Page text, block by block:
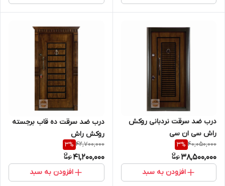
درب ضد سرقت نردبانی روکش
راش سی ان سی
40,050,000
3%
38,500,000
افزودن به سبد
درب ضد سرقت ده قاب برجسته
روکش راش
42,700,000
3%
41,200,000
افزودن به سبد